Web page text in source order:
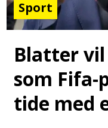
Sport
Blatter vil
som Fifa-
tide med